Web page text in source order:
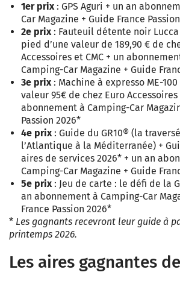
1er prix: GPS Aguri + un an
Car Magazine + Guide France
2e prix: Fauteuil détente noir
pied d’une valeur de 189,90 € de
Accessoires et CMC + un
Camping-Car Magazine + Guide
3e prix: Machine à expresso ME-100
valeur 95€ de chez Euro Accessoires
abonnement à Camping-Car
Passion 2026*
4e prix: Guide du GR10® (la
l’Atlantique à la Méditerranée) +
aires de services 2026* + un an
Camping-Car Magazine + Guide
5e prix: Jeu de carte : le défi de la
an abonnement à Camping-Car
France Passion 2026*
* Les gagnants recevront leur guide à
printemps 2026.
Les aires gagnantes